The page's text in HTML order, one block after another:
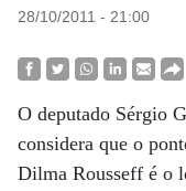
28/10/2011 - 21:00
O deputado Sérgio
considera que o
Dilma Rousseff é o